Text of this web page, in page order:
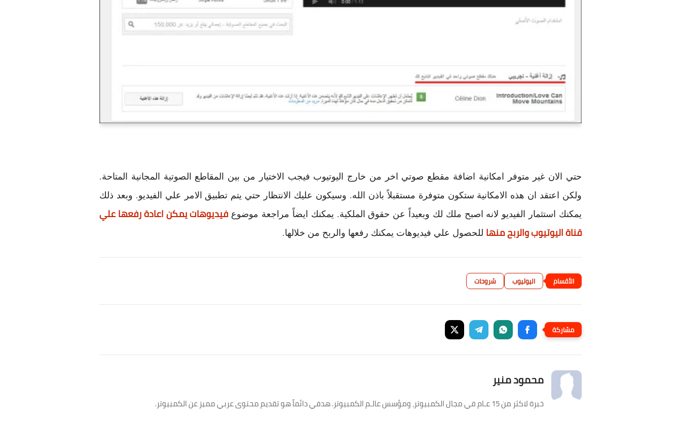
حتي الان غير متوفر امكانية اضافة مقطع صوتي اخر من خارج اليوتيوب فيجب الاختيار من بين المقاطع الصوتية المجانية المتاحة.
ولكن اعتقد ان هذه الامكانية ستكون متوفرة مستقبلاً باذن الله. وسيكون عليك الانتظار حتي يتم تطبيق الامر علي الفيديو. وبعد ذلك
يمكنك استثمار الفيديو لانه اصبح ملك لك وبعيداً عن حقوق الملكية. يمكنك ايضاً مراجعة موضوع فيديوهات يمكن اعادة رفعها علي
قناة اليوتيوب والربح منها للحصول علي فيديوهات يمكنك رفعها والربح من خلالها.
اليوتيوب شروحات
محمود منير
خبرة لاكثر من 15 عـام في مجال الكمبيوتر، ومؤسس عالـم الكمبيوتر. هدفي دائماً هو تقديم محتوى عربي مميز عن الكمبيوتر.